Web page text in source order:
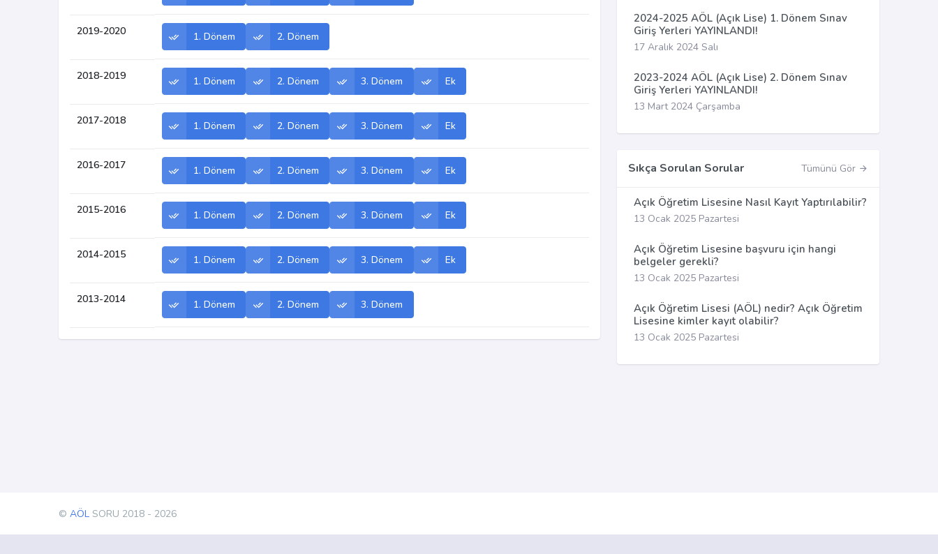
2019-2020 1. Dönem 2. Dönem
2018-2019 1. Dönem 2. Dönem 3. Dönem Ek
2017-2018 1. Dönem 2. Dönem 3. Dönem Ek
2016-2017 1. Dönem 2. Dönem 3. Dönem Ek
2015-2016 1. Dönem 2. Dönem 3. Dönem Ek
2014-2015 1. Dönem 2. Dönem 3. Dönem Ek
2013-2014 1. Dönem 2. Dönem 3. Dönem
2024-2025 AÖL (Açık Lise) 1. Dönem Sınav
Giriş Yerleri YAYINLANDI!
17 Aralık 2024 Salı
2023-2024 AÖL (Açık Lise) 2. Dönem Sınav
Giriş Yerleri YAYINLANDI!
13 Mart 2024 Çarşamba
Sıkça Sorulan Sorular Tümünü Gör
Açık Öğretim Lisesine Nasıl Kayıt Yaptırılabilir?
13 Ocak 2025 Pazartesi
Açık Öğretim Lisesine başvuru için hangi
belgeler gerekli?
13 Ocak 2025 Pazartesi
Açık Öğretim Lisesi (AÖL) nedir? Açık Öğretim
Lisesine kimler kayıt olabilir?
13 Ocak 2025 Pazartesi
© AÖL SORU 2018 - 2026